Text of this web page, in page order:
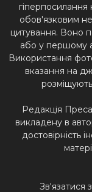
гіперпосилання
обов'язковим
цитування. Воно
або у першому
Використання
вказання на
Редакція
викладену в
достовірність
Зв'язатися